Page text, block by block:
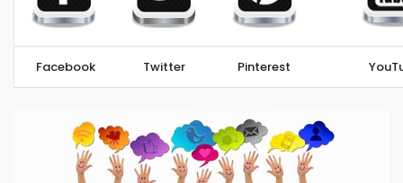
Facebook Twitter Pinterest